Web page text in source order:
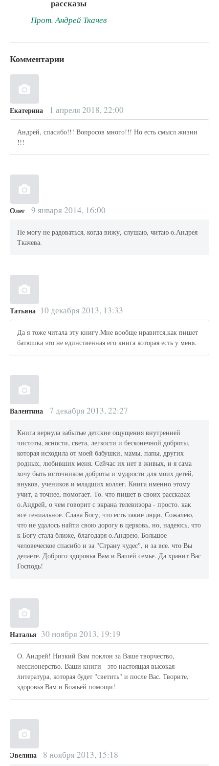
рассказы
Прот. Андрей Ткачев
Комментарии
Екатерина 1 апреля 2018, 22:00
Андрей, спасибо!!! Вопросов много!!! Но есть смысл жизни
!!!
Олег 9 января 2014, 16:00
Не могу не радоваться, когда вижу, слушаю, читаю о.Андрея
Ткачева.
Татьяна 10 декабря 2013, 13:33
Да я тоже читала эту книгу.Мне вообще нравится,как пишет
батюшка это не единственная его книга которая есть у меня.
Валентина 7 декабря 2013, 22:27
Книга вернула забытые детские ощущения внутренней
чистоты, ясности, света, легкости и бесконечной доброты,
которая исходила от моей бабушки, мамы, папы, других
родных, любивших меня. Сейчас их нет в живых, и я сама
хочу быть источником доброты и мудрости для моих детей,
внуков, учеников и младших коллег. Книга именно этому
учит, а точнее, помогает. То. что пишет в своих рассказах
о.Андрей, о чем говорит с экрана телевизора - просто. как
все гениальное. Слава Богу, что есть такие люди. Сожалею,
что не удалось найти свою дорогу в церковь, но, надеюсь, что
к Богу стала ближе, благодаря о.Андрею. Большое
человеческое спасибо и за "Страну чудес", и за все. что Вы
делаете. Доброго здоровья Вам и Вашей семье. Да хранит Вас
Господь!
Наталья 30 ноября 2013, 19:19
О. Андрей! Низкий Вам поклон за Ваше творчество,
мессионерство. Ваши книги - это настоящая высокая
литература, которая будет "светить" и после Вас. Творите,
здоровья Вам и Божьей помощи!
Эвелина 8 ноября 2013, 15:18